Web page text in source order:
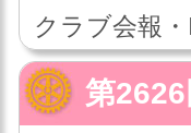
クラブ会報
第